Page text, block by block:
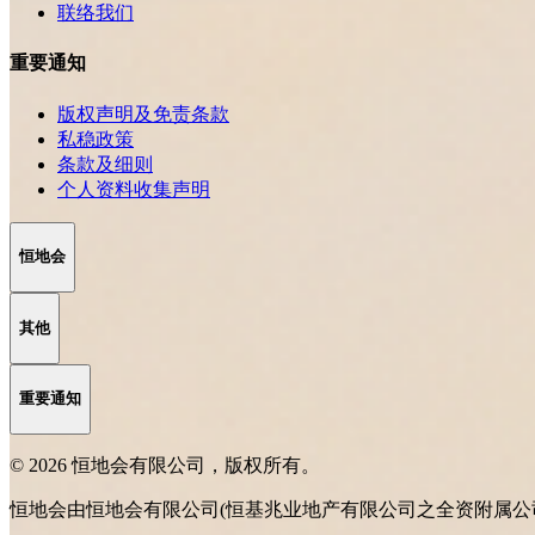
联络我们
重要通知
版权声明及免责条款
私稳政策
条款及细则
个人资料收集声明
恒地会
其他
重要通知
© 2026 恒地会有限公司，版权所有。
恒地会由恒地会有限公司(恒基兆业地产有限公司之全资附属